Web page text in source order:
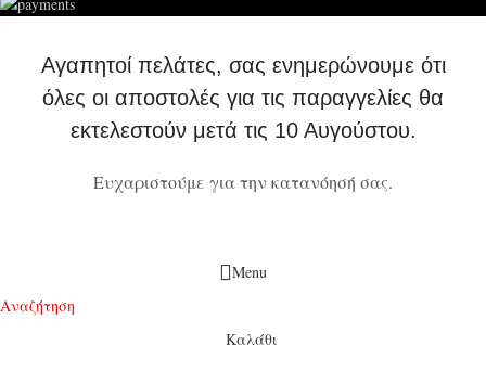
Αγαπητοί πελάτες, σας ενημερώνουμε ότι
όλες οι αποστολές για τις παραγγελίες θα
εκτελεστούν μετά τις 10 Αυγούστου.
Ευχαριστούμε για την κατανόησή σας.
Menu
Αναζήτηση
Καλάθι